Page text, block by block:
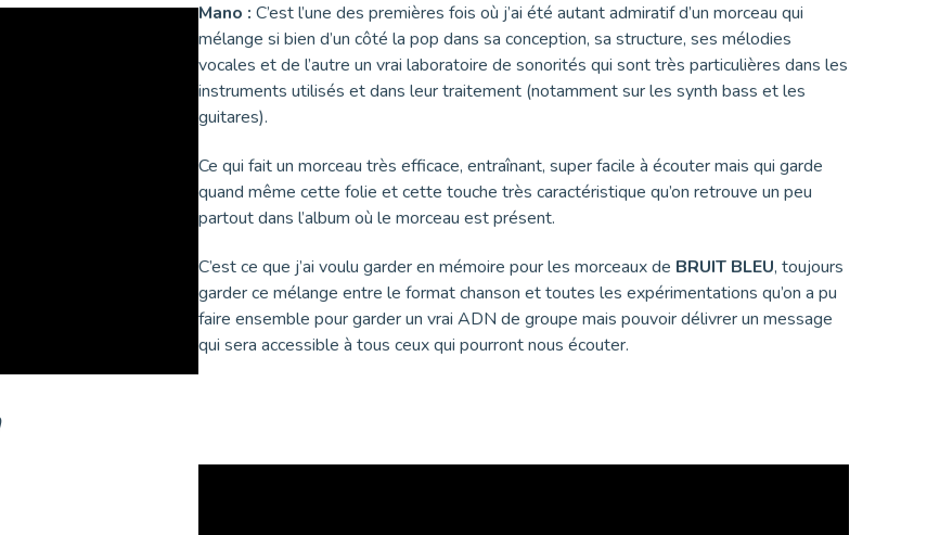
Mano : C’est l’une des premières fois où j’ai été autant admiratif d’un morceau qui
mélange si bien d’un côté la pop dans sa conception, sa structure, ses mélodies
vocales et de l’autre un vrai laboratoire de sonorités qui sont très particulières dans les
instruments utilisés et dans leur traitement (notamment sur les synth bass et les
guitares).
Ce qui fait un morceau très efficace, entraînant, super facile à écouter mais qui garde
quand même cette folie et cette touche très caractéristique qu’on retrouve un peu
partout dans l’album où le morceau est présent.
C’est ce que j’ai voulu garder en mémoire pour les morceaux de BRUIT BLEU, toujours
garder ce mélange entre le format chanson et toutes les expérimentations qu’on a pu
faire ensemble pour garder un vrai ADN de groupe mais pouvoir délivrer un message
qui sera accessible à tous ceux qui pourront nous écouter.